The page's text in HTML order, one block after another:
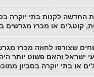
לקנות בתי יוקרה
קוטג'ים או מכרז מגרשים
שצורפו לחוזה מכרז
ישראל והאם פשוט יותר היה
או בתי יוקרה בסביון